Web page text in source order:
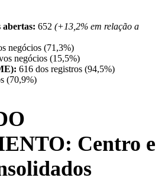
abertas: 652 (+13,2% em relação a
negócios (71,3%)
negócios (15,5%)
616 dos registros (94,5%)
(70,9%)
Centro e